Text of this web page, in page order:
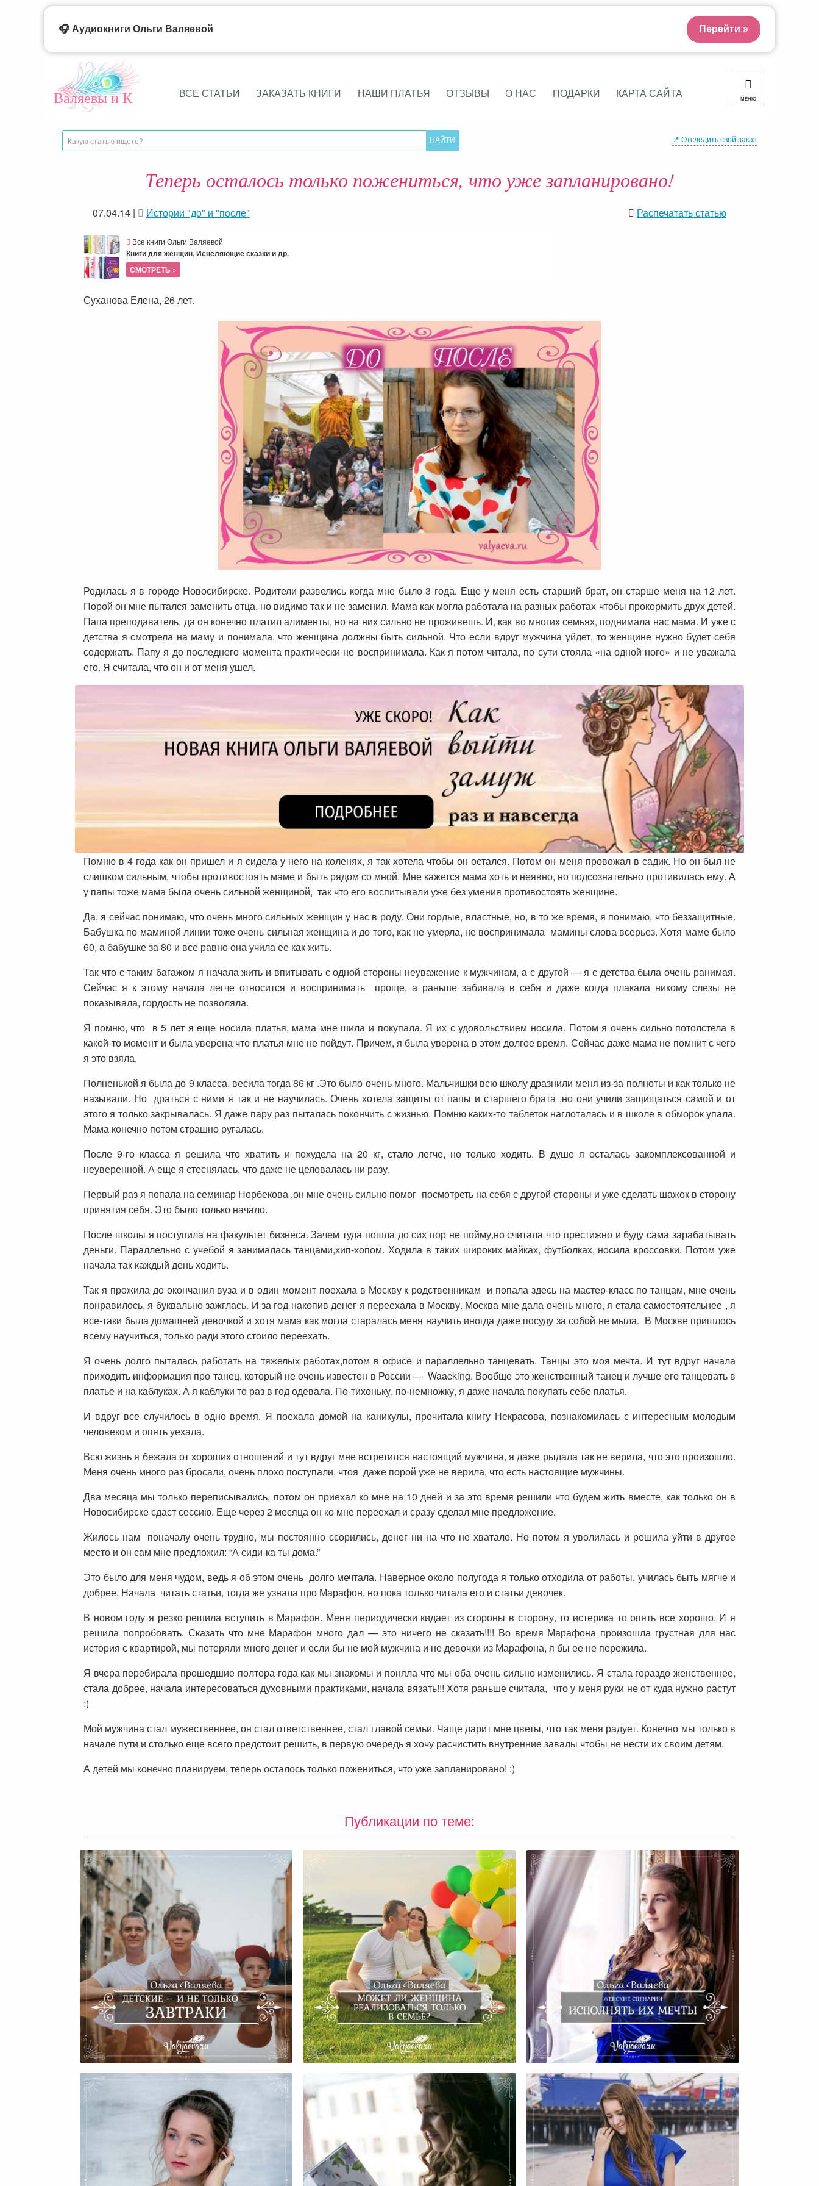
Валяевы и К ВСЕ СТАТЬИ ЗАКАЗАТЬ КНИГИ НАШИ ПЛАТЬЯ ОТЗЫВЫ О НАС ПОДАРКИ КАРТА САЙТА МЕНЮ
📍 Отследить свой заказ
Теперь осталось только пожениться, что уже запланировано!
07.04.14 | Истории "до" и "после" Распечатать статью
Все книги Ольги Валяевой
Книги для женщин, Исцеляющие сказки и др.
СМОТРЕТЬ »
Суханова Елена, 26 лет.
Родилась я в городе Новосибирске. Родители развелись когда мне было 3 года. Еще у меня есть старший брат, он старше меня на 12 лет.
Порой он мне пытался заменить отца, но видимо так и не заменил. Мама как могла работала на разных работах чтобы прокормить двух детей.
Папа преподаватель, да он конечно платил алименты, но на них сильно не проживешь. И, как во многих семьях, поднимала нас мама. И уже с
детства я смотрела на маму и понимала, что женщина должны быть сильной. Что если вдруг мужчина уйдет, то женщине нужно будет себя
содержать. Папу я до последнего момента практически не воспринимала. Как я потом читала, по сути стояла «на одной ноге» и не уважала
его. Я считала, что он и от меня ушел.
Помню в 4 года как он пришел и я сидела у него на коленях, я так хотела чтобы он остался. Потом он меня провожал в садик. Но он был не
слишком сильным, чтобы противостоять маме и быть рядом со мной. Мне кажется мама хоть и неявно, но подсознательно противилась ему. А
у папы тоже мама была очень сильной женщиной, так что его воспитывали уже без умения противостоять женщине.
Да, я сейчас понимаю, что очень много сильных женщин у нас в роду. Они гордые, властные, но, в то же время, я понимаю, что беззащитные.
Бабушка по маминой линии тоже очень сильная женщина и до того, как не умерла, не воспринимала мамины слова всерьез. Хотя маме было
60, а бабушке за 80 и все равно она учила ее как жить.
Так что с таким багажом я начала жить и впитывать с одной стороны неуважение к мужчинам, а с другой — я с детства была очень ранимая.
Сейчас я к этому начала легче относится и воспринимать проще, а раньше забивала в себя и даже когда плакала никому слезы не
показывала, гордость не позволяла.
Я помню, что в 5 лет я еще носила платья, мама мне шила и покупала. Я их с удовольствием носила. Потом я очень сильно потолстела в
какой-то момент и была уверена что платья мне не пойдут. Причем, я была уверена в этом долгое время. Сейчас даже мама не помнит с чего
я это взяла.
Полненькой я была до 9 класса, весила тогда 86 кг .Это было очень много. Мальчишки всю школу дразнили меня из-за полноты и как только не
называли. Но драться с ними я так и не научилась. Очень хотела защиты от папы и старшего брата ,но они учили защищаться самой и от
этого я только закрывалась. Я даже пару раз пыталась покончить с жизнью. Помню каких-то таблеток наглоталась и в школе в обморок упала.
Мама конечно потом страшно ругалась.
После 9-го класса я решила что хватить и похудела на 20 кг, стало легче, но только ходить. В душе я осталась закомплексованной и
неуверенной. А еще я стеснялась, что даже не целовалась ни разу.
Первый раз я попала на семинар Норбекова ,он мне очень сильно помог посмотреть на себя с другой стороны и уже сделать шажок в сторону
принятия себя. Это было только начало.
После школы я поступила на факультет бизнеса. Зачем туда пошла до сих пор не пойму,но считала что престижно и буду сама зарабатывать
деньги. Параллельно с учебой я занималась танцами,хип-хопом. Ходила в таких широких майках, футболках, носила кроссовки. Потом уже
начала так каждый день ходить.
Так я прожила до окончания вуза и в один момент поехала в Москву к родственникам и попала здесь на мастер-класс по танцам, мне очень
понравилось, я буквально зажглась. И за год накопив денег я переехала в Москву. Москва мне дала очень много, я стала самостоятельнее , я
все-таки была домашней девочкой и хотя мама как могла старалась меня научить иногда даже посуду за собой не мыла. В Москве пришлось
всему научиться, только ради этого стоило переехать.
Я очень долго пыталась работать на тяжелых работах,потом в офисе и параллельно танцевать. Танцы это моя мечта. И тут вдруг начала
приходить информация про танец, который не очень известен в России — Waacking. Вообще это женственный танец и лучше его танцевать в
платье и на каблуках. А я каблуки то раз в год одевала. По-тихоньку, по-немножку, я даже начала покупать себе платья.
И вдруг все случилось в одно время. Я поехала домой на каникулы, прочитала книгу Некрасова, познакомилась с интересным молодым
человеком и опять уехала.
Всю жизнь я бежала от хороших отношений и тут вдруг мне встретился настоящий мужчина, я даже рыдала так не верила, что это произошло.
Меня очень много раз бросали, очень плохо поступали, чтоя даже порой уже не верила, что есть настоящие мужчины.
Два месяца мы только переписывались, потом он приехал ко мне на 10 дней и за это время решили что будем жить вместе, как только он в
Новосибирске сдаст сессию. Еще через 2 месяца он ко мне переехал и сразу сделал мне предложение.
Жилось нам поначалу очень трудно, мы постоянно ссорились, денег ни на что не хватало. Но потом я уволилась и решила уйти в другое
место и он сам мне предложил: “А сиди-ка ты дома.”
Это было для меня чудом, ведь я об этом очень долго мечтала. Наверное около полугода я только отходила от работы, училась быть мягче и
добрее. Начала читать статьи, тогда же узнала про Марафон, но пока только читала его и статьи девочек.
В новом году я резко решила вступить в Марафон. Меня периодически кидает из стороны в сторону, то истерика то опять все хорошо. И я
решила попробовать. Сказать что мне Марафон много дал — это ничего не сказать!!!! Во время Марафона произошла грустная для нас
история с квартирой, мы потеряли много денег и если бы не мой мужчина и не девочки из Марафона, я бы ее не пережила.
Я вчера перебирала прошедшие полтора года как мы знакомы и поняла что мы оба очень сильно изменились. Я стала гораздо женственнее,
стала добрее, начала интересоваться духовными практиками, начала вязать!!! Хотя раньше считала, что у меня руки не от куда нужно растут
:)
Мой мужчина стал мужественнее, он стал ответственнее, стал главой семьи. Чаще дарит мне цветы, что так меня радует. Конечно мы только в
начале пути и столько еще всего предстоит решить, в первую очередь я хочу расчистить внутренние завалы чтобы не нести их своим детям.
А детей мы конечно планируем, теперь осталось только пожениться, что уже запланировано! :)
Публикации по теме:
Детские – И Не Только —
Завтраки
Может Ли Женщина
Реализоваться Только В
Семье?
Женские Сценарии. Исполнять
Их Мечты.
🎧 Аудиокниги Ольги Валяевой Перейти »